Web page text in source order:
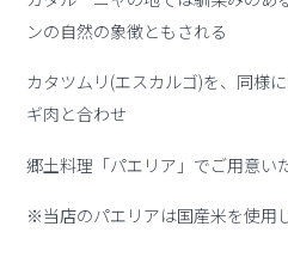
ンの自然の象徴ともされる
カタツムリ(エスカルゴ)を、同様
ギ肉と合わせ
郷土料理「パエリア」でご用意い
※当店のパエリアは国産米を使用